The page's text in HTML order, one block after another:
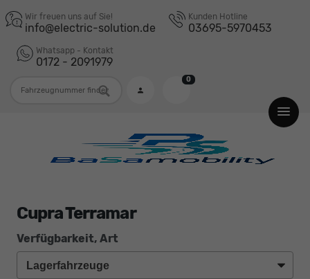
Wir freuen uns auf Sie!
info@electric-solution.de
Kunden Hotline
03695-5970453
Whatsapp - Kontakt
0172 - 2091979
0
Cupra Terramar
Verfügbarkeit, Art